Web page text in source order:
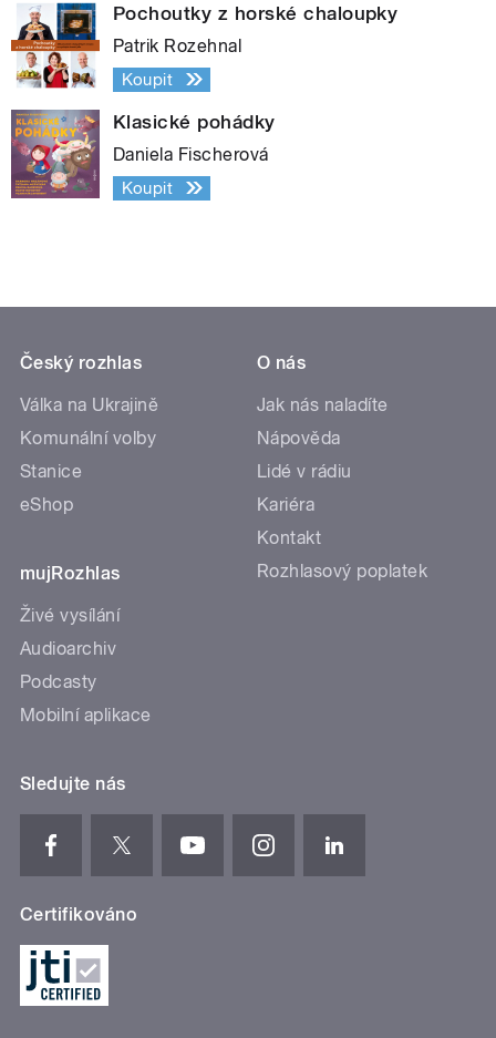
Pochoutky z horské chaloupky
Patrik Rozehnal
Koupit
Klasické pohádky
Daniela Fischerová
Koupit
Český rozhlas
Válka na Ukrajině
Komunální volby
Stanice
eShop
mujRozhlas
Živé vysílání
Audioarchiv
Podcasty
Mobilní aplikace
O nás
Jak nás naladíte
Nápověda
Lidé v rádiu
Kariéra
Kontakt
Rozhlasový poplatek
Sledujte nás
Certifikováno